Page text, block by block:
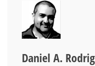
Daniel A.